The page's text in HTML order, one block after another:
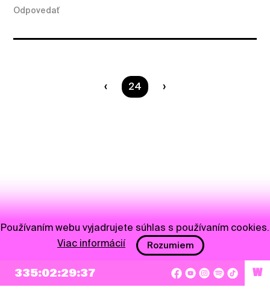
Odpovedať
Ste na strane
24
NEWSLETTER
335:02:29:37 W
Používaním webu vyjadrujete súhlas s používaním cookies.
Viac informácií
Rozumiem